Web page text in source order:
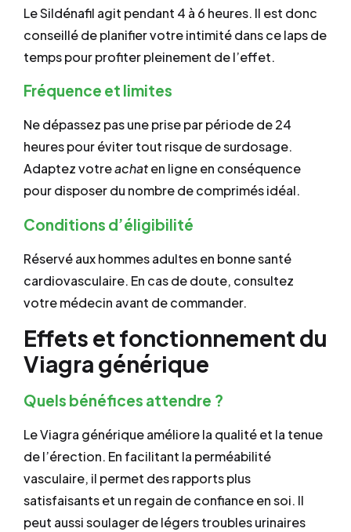
Le Sildénafil agit pendant 4 à 6 heures. Il est donc
conseillé de planifier votre intimité dans ce laps de
temps pour profiter pleinement de l’effet.
Fréquence et limites
Ne dépassez pas une prise par période de 24
heures pour éviter tout risque de surdosage.
Adaptez votreachaten ligne en conséquence
pour disposer du nombre de comprimés idéal.
Conditions d’éligibilité
Réservé aux hommes adultes en bonne santé
cardiovasculaire. En cas de doute, consultez
votre médecin avant de commander.
Effets et fonctionnement du
Viagra générique
Quels bénéfices attendre ?
Le Viagra générique améliore la qualité et la tenue
de l’érection. En facilitant la perméabilité
vasculaire, il permet des rapports plus
satisfaisants et un regain de confiance en soi. Il
peut aussi soulager de légers troubles urinaires